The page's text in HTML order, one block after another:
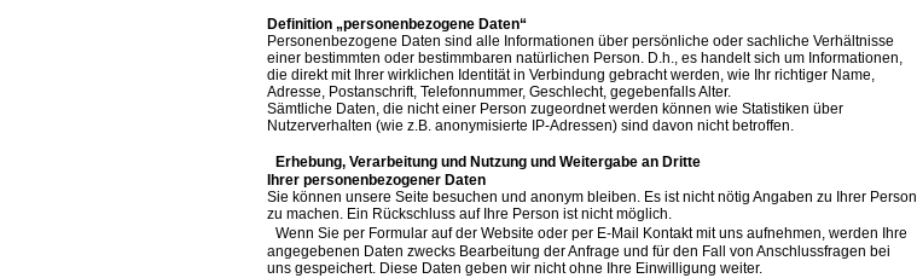
Definition „personenbezogene Daten“
Personenbezogene Daten sind alle Informationen über persönliche oder sachliche Verhältnisse
einer bestimmten oder bestimmbaren natürlichen Person. D.h., es handelt sich um Informationen,
die direkt mit Ihrer wirklichen Identität in Verbindung gebracht werden, wie Ihr richtiger Name,
Adresse, Postanschrift, Telefonnummer, Geschlecht, gegebenfalls Alter.
Sämtliche Daten, die nicht einer Person zugeordnet werden können wie Statistiken über
Nutzerverhalten (wie z.B. anonymisierte IP-Adressen) sind davon nicht betroffen.
Erhebung, Verarbeitung und Nutzung und Weitergabe an Dritte
Ihrer personenbezogener Daten
Sie können unsere Seite besuchen und anonym bleiben. Es ist nicht nötig Angaben zu Ihrer Person
zu machen. Ein Rückschluss auf Ihre Person ist nicht möglich.
Wenn Sie per Formular auf der Website oder per E-Mail Kontakt mit uns aufnehmen, werden Ihre
angegebenen Daten zwecks Bearbeitung der Anfrage und für den Fall von Anschlussfragen bei
uns gespeichert. Diese Daten geben wir nicht ohne Ihre Einwilligung weiter.